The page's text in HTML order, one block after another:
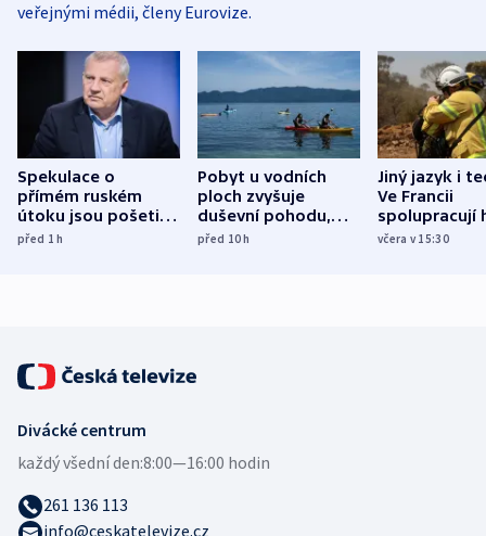
veřejnými médii, členy Eurovize.
Spekulace o
přímém ruském
útoku jsou pošetilé,
míní estonský
před 1h
Pobyt u vodních
ploch zvyšuje
duševní pohodu,
ukázala
před 10h
Jiný jazyk i
Ve Francii
spolupracují
různých zemí
včera v 15:30
Divácké centrum
každý všední den:8:00—16:00 hodin
261 136 113
info@ceskatelevize.cz